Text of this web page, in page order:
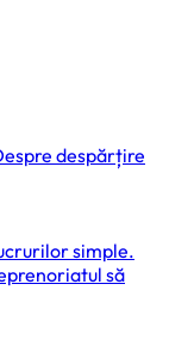
despărțire
simple.
să